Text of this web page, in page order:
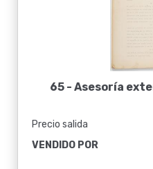
65 - Asesoría
Precio salida
VENDIDO POR